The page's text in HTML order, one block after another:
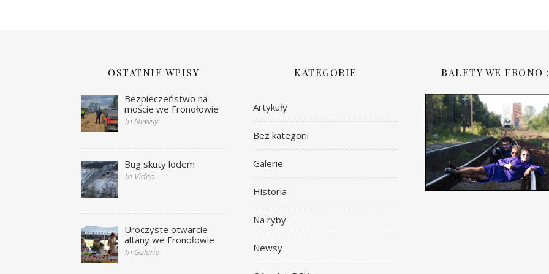
OSTATNIE WPISY
Bezpieczeństwo na
moście we Fronołowie
In Newsy
Bug skuty lodem
In Video
Uroczyste otwarcie
altany we Fronołowie
In Galerie
KATEGORIE
Artykuły
Bez kategorii
Galerie
Historia
Na ryby
Newsy
BALETY WE FRONO